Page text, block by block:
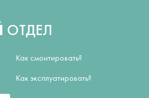
ОТДЕЛ
Как смонтировать?
Как эксплуатировать?